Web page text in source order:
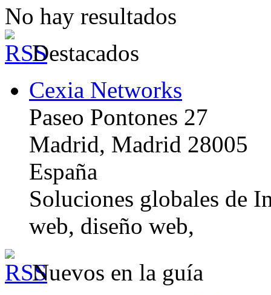
No hay resultados
Destacados
Cexia Networks
Paseo Pontones 27
Madrid, Madrid 28005
España
Soluciones globales de
web, diseño web,
Nuevos en la guía